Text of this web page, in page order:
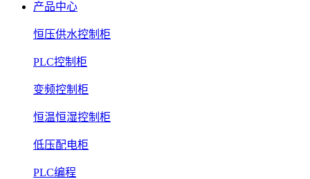
产品中心
恒压供水控制柜
PLC控制柜
变频控制柜
恒温恒湿控制柜
低压配电柜
PLC编程